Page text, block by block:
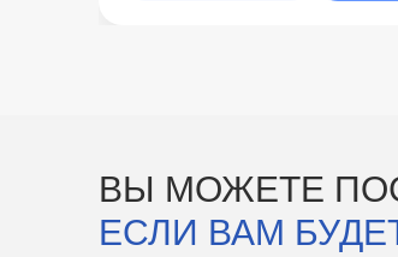
ВЫ МОЖЕТЕ
ЕСЛИ ВАМ